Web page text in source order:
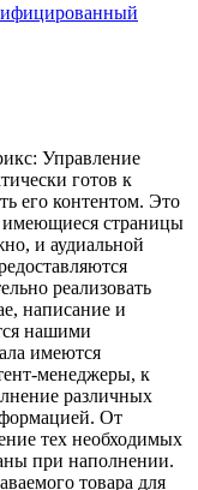
Управление
готов к
его контентом. Это
имеющиеся страницы
и аудиальной
реализовать
написание и
нашими
имеются
менеджеры, к
различных
От
тех необходимых
при наполнении.
товара для